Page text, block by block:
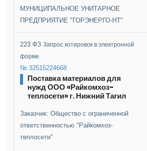
МУНИЦИПАЛЬНОЕ УНИТАРНОЕ
ПРЕДПРИЯТИЕ "ГОРЭНЕРГО-НТ"
223 ФЗЗапрос котировок в электронной
форме
№ 32515224668
Поставка материалов для
нужд ООО «Райкомхоз-
теплосети» г. Нижний Тагил
Заказчик: Общество с ограниченной
ответственностью "Райкомхоз-
теплосети"